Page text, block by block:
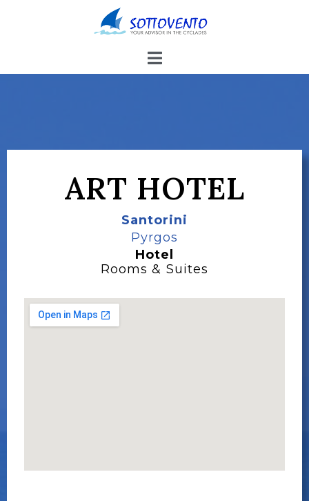
ART HOTEL
Santorini
Pyrgos
Hotel
Rooms & Suites